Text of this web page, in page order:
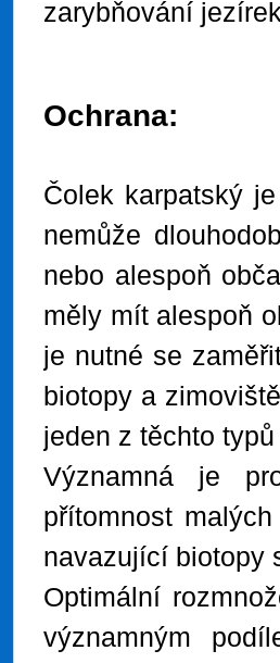
zarybňování
Ochrana:
Čolek karpatský
nemůže
nebo alespoň
měly mít alespoň
je nutné se
biotopy a
jeden z těchto
Významná je
přítomnost
navazující biotopy
Optimální
významným